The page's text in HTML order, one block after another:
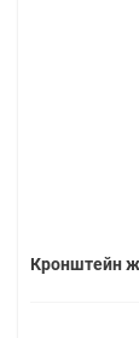
Кронштейн